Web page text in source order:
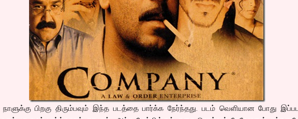
பிறகு திரும்பவும் இந்த படத்தை பார்க்க நேர்ந்தது. படம் வெளியான போது